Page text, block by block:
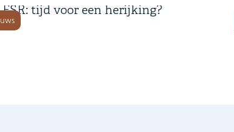
FSR: tijd voor een herijking?